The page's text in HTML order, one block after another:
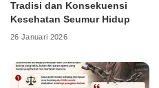
Tradisi dan Konsekuensi
Kesehatan Seumur Hidup
26 Januari 2026